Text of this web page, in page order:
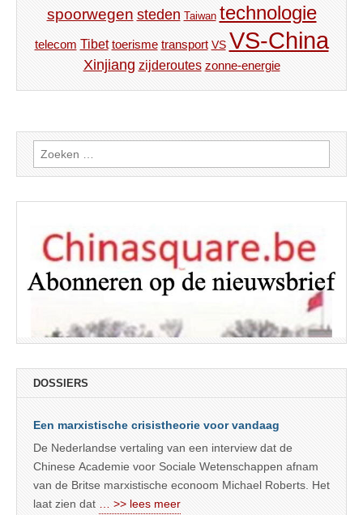
spoorwegen steden Taiwan technologie
telecom Tibet toerisme transport VS VS-China
Xinjiang zijderoutes zonne-energie
Zoeken
naar:
DOSSIERS
Een marxistische crisistheorie voor vandaag
De Nederlandse vertaling van een interview dat de
Chinese Academie voor Sociale Wetenschappen afnam
van de Britse marxistische econoom Michael Roberts. Het
laat zien dat … >> lees meer